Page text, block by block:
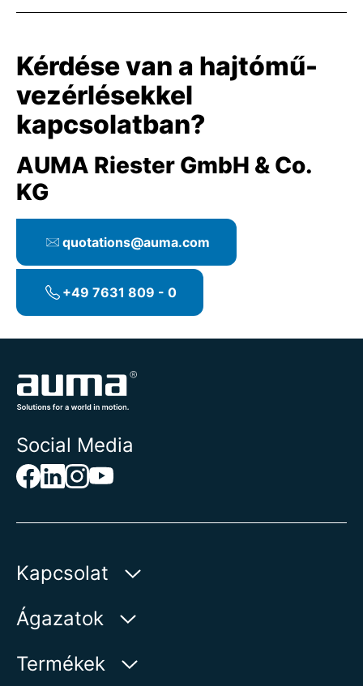
Kérdése van a hajtómű-
vezérlésekkel
kapcsolatban?
AUMA Riester GmbH & Co.
KG
quotations@auma.com
+49 7631 809 - 0
Social Media
Kapcsolat
AUMA Riester
Aumastr 1
Ágazatok
Víz
Termékek